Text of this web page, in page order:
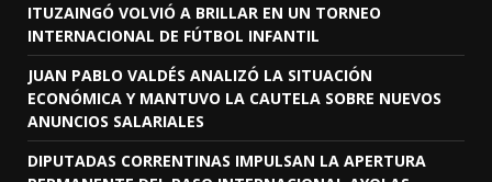
ITUZAINGÓ VOLVIÓ A BRILLAR EN UN TORNEO
INTERNACIONAL DE FÚTBOL INFANTIL
JUAN PABLO VALDÉS ANALIZÓ LA SITUACIÓN
ECONÓMICA Y MANTUVO LA CAUTELA SOBRE NUEVOS
ANUNCIOS SALARIALES
DIPUTADAS CORRENTINAS IMPULSAN LA APERTURA